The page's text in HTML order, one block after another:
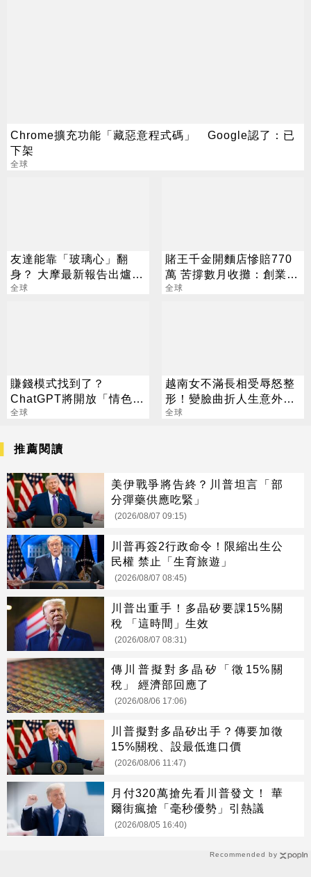
Chrome擴充功能「藏惡意程式碼」 Google認了：已
下架
全球
友達能靠「玻璃心」翻
身？ 大摩最新報告出爐
目標價也曝光
全球
賭王千金開麵店慘賠770
萬 苦撐數月收攤：創業容
易守業難
全球
賺錢模式找到了？
ChatGPT將開放「情色功
能」 時間點曝光
全球
越南女不滿長相受辱怒整
形！變臉曲折人生意外成
網紅
全球
Recommended by
推薦閱讀
美伊戰爭將告終？川普坦言「部
分彈藥供應吃緊」
(2026/08/07 09:15)
川普再簽2行政命令！限縮出生公
民權 禁止「生育旅遊」
(2026/08/07 08:45)
川普出重手！多晶矽要課15%關
稅 「這時間」生效
(2026/08/07 08:31)
傳川普擬對多晶矽「徵15%關
稅」 經濟部回應了
(2026/08/06 17:06)
川普擬對多晶矽出手？傳要加徵
15%關稅、設最低進口價
(2026/08/06 11:47)
月付320萬搶先看川普發文！ 華
爾街瘋搶「毫秒優勢」引熱議
(2026/08/05 16:40)